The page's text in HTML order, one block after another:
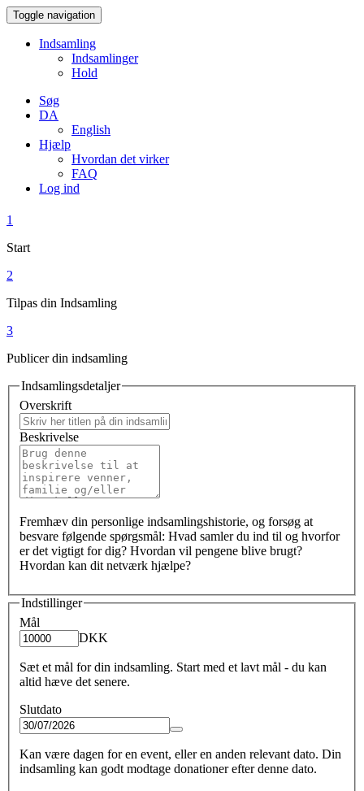
Toggle navigation
Indsamling
Indsamlinger
Hold
Søg
DA
English
Hjælp
Hvordan det virker
FAQ
Log ind
1
Start
2
Tilpas din Indsamling
3
Publicer din indsamling
Indsamlingsdetaljer
Overskrift
Beskrivelse
Fremhæv din personlige indsamlingshistorie, og forsøg at
besvare følgende spørgsmål: Hvad samler du ind til og hvorfor
er det vigtigt for dig? Hvordan vil pengene blive brugt?
Hvordan kan dit netværk hjælpe?
Indstillinger
Mål
DKK
Sæt et mål for din indsamling. Start med et lavt mål - du kan
altid hæve det senere.
Slutdato
Kan være dagen for en event, eller en anden relevant dato. Din
indsamling kan godt modtage donationer efter denne dato.